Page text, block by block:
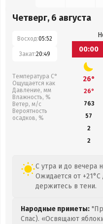
Четверг, 6 августа
Восход:05:52
Закат:20:49
Температура С°
Ощущается как
Давление, мм
Влажность, %
Ветер, м/с
Вероятность
осадков, %
00:00
26°
26°
763
57
2
2
С утра и до вечера
Ожидается от +21°C
держитесь в тени.
Народные приметы:
Спас). «Освящают